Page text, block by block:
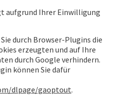
aufgrund Ihrer Einwilligung
durch Browser-Plugins die
erzeugten und auf Ihre
durch Google verhindern.
können Sie dafür
dlpage/gaoptout.